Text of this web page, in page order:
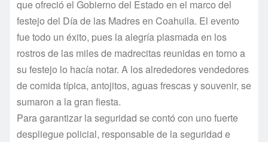
que ofreció el Gobierno del Estado en el marco del
festejo del Dí­a de las Madres en Coahuila. El evento
fue todo un éxito, pues la alegrí­a plasmada en los
rostros de las miles de madrecitas reunidas en torno a
su festejo lo hací­a notar. A los alrededores vendedores
de comida tí­pica, antojitos, aguas frescas y souvenir, se
sumaron a la gran fiesta.
Para garantizar la seguridad se contó con uno fuerte
despliegue policial, responsable de la seguridad e